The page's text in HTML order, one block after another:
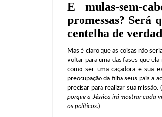
E mulas-sem-
promessas? Será
centelha de
Mas é claro que as coisas não
voltar para uma das fases que
como ser uma caçadora e sua
preocupação da filha seus pais a
precisar para realizar sua missão. (
porque a Jéssica irá mostrar cada
os políticos.)